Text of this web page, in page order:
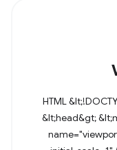
HTML
&lt;head&gt;